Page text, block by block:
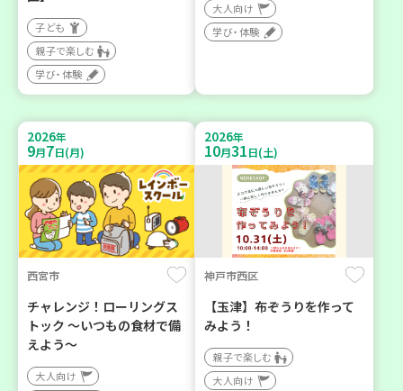
子ども
親子で楽しむ
学び・体験
大人向け
学び・体験
2026年
9月7日(月)
西宮市
チャレンジ！ローリングス
トック ～いつもの食材で備
えよう～
大人向け
2026年
10月31日(土)
神戸市西区
【玉津】布ぞうりを作って
みよう！
親子で楽しむ
大人向け